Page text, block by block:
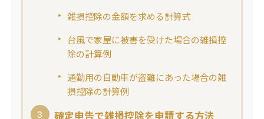
雑損控除の金額を求める計算式
台風で家屋に被害を受けた場合の雑損控
除の計算例
通勤用の自動車が盗難にあった場合の雑
損控除の計算例
確定申告で雑損控除を申請する方法